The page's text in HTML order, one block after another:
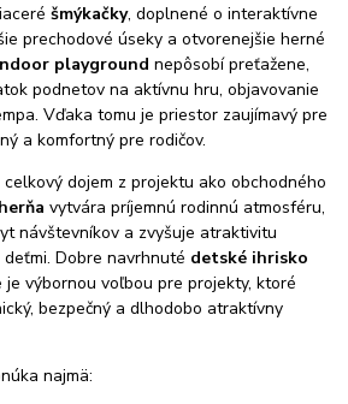
šmýkačky, doplnené o interaktívne
prechodové úseky a otvorenejšie herné
playground nepôsobí preťažene,
podnetov na aktívnu hru, objavovanie
Vďaka tomu je priestor zaujímavý pre
a komfortný pre rodičov.
dojem z projektu ako obchodného
vytvára príjemnú rodinnú atmosféru,
návštevníkov a zvyšuje atraktivitu
Dobre navrhnuté detské ihrisko
výbornou voľbou pre projekty, ktoré
bezpečný a dlhodobo atraktívny
najmä: